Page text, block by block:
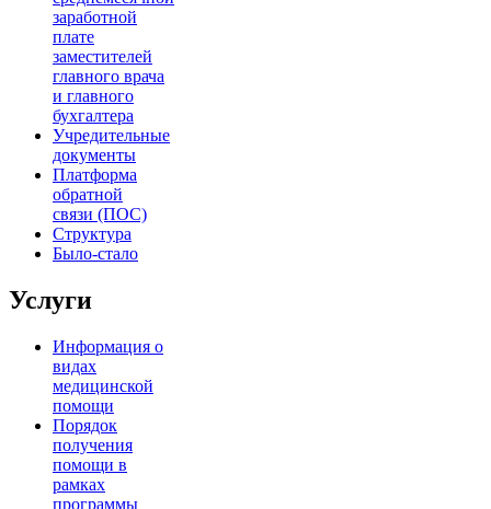
заработной
плате
заместителей
главного врача
и главного
бухгалтера
Учредительные
документы
Платформа
обратной
связи (ПОС)
Структура
Было-стало
Услуги
Информация о
видах
медицинской
помощи
Порядок
получения
помощи в
рамках
программы